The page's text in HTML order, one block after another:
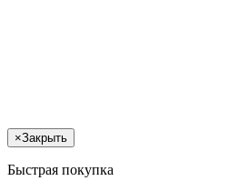
×Закрыть
Быстрая покупка